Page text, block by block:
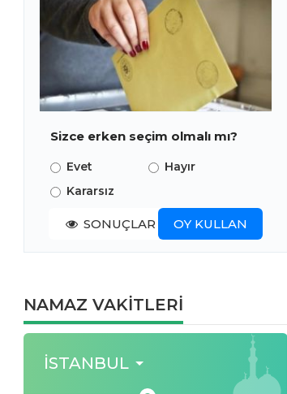
Sizce erken seçim olmalı mı?
Evet
Hayır
Kararsız
SONUÇLAR OY KULLAN
NAMAZ VAKİTLERİ
İSTANBUL